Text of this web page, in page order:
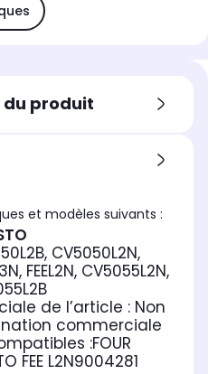
produit
et modèles suivants :
CV5050L2N,
FEEL2N, CV5055L2N,
de l’article : Non
commerciale
:FOUR
FEE L2N9004281